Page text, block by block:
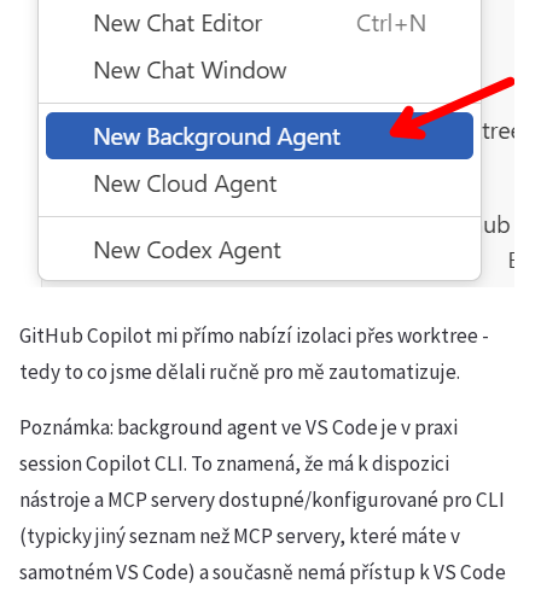
GitHub Copilot mi přímo nabízí izolaci přes worktree -
tedy to co jsme dělali ručně pro mě zautomatizuje.
Poznámka: background agent ve VS Code je v praxi
session Copilot CLI. To znamená, že má k dispozici
nástroje a MCP servery dostupné/konfigurované pro CLI
(typicky jiný seznam než MCP servery, které máte v
samotném VS Code) a současně nemá přístup k VS Code